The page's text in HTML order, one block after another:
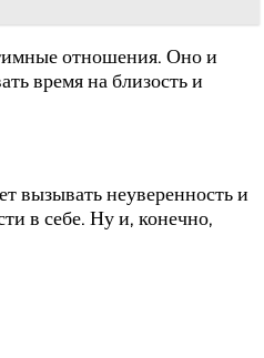
отношения. Оно и
время на близость и
вызывать неуверенность и
в себе. Ну и, конечно,